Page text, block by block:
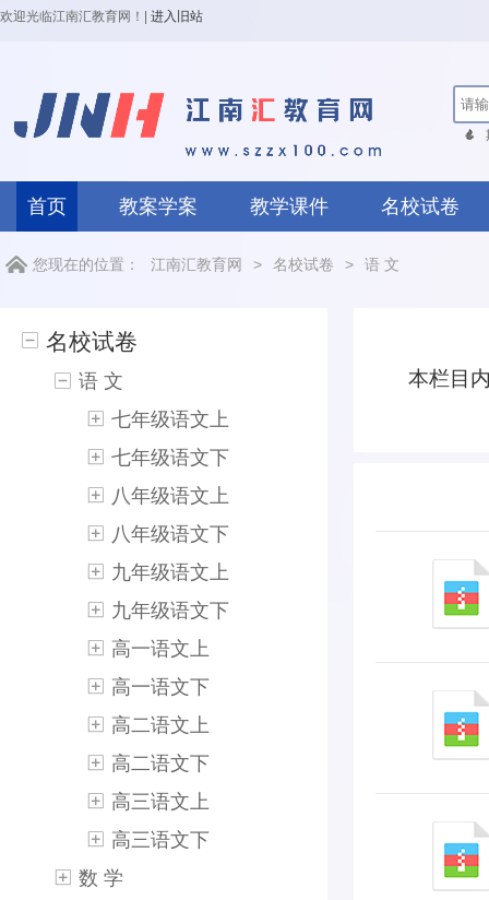
欢迎光临江南汇教育网！ 进入旧站
首页 教案学案 教学课件 名校试卷
您现在的位置： 江南汇教育网 > 名校试卷 > 语 文
本栏目
名校试卷
语 文
七年级语文上
七年级语文下
八年级语文上
八年级语文下
九年级语文上
九年级语文下
高一语文上
高一语文下
高二语文上
高二语文下
高三语文上
高三语文下
数 学